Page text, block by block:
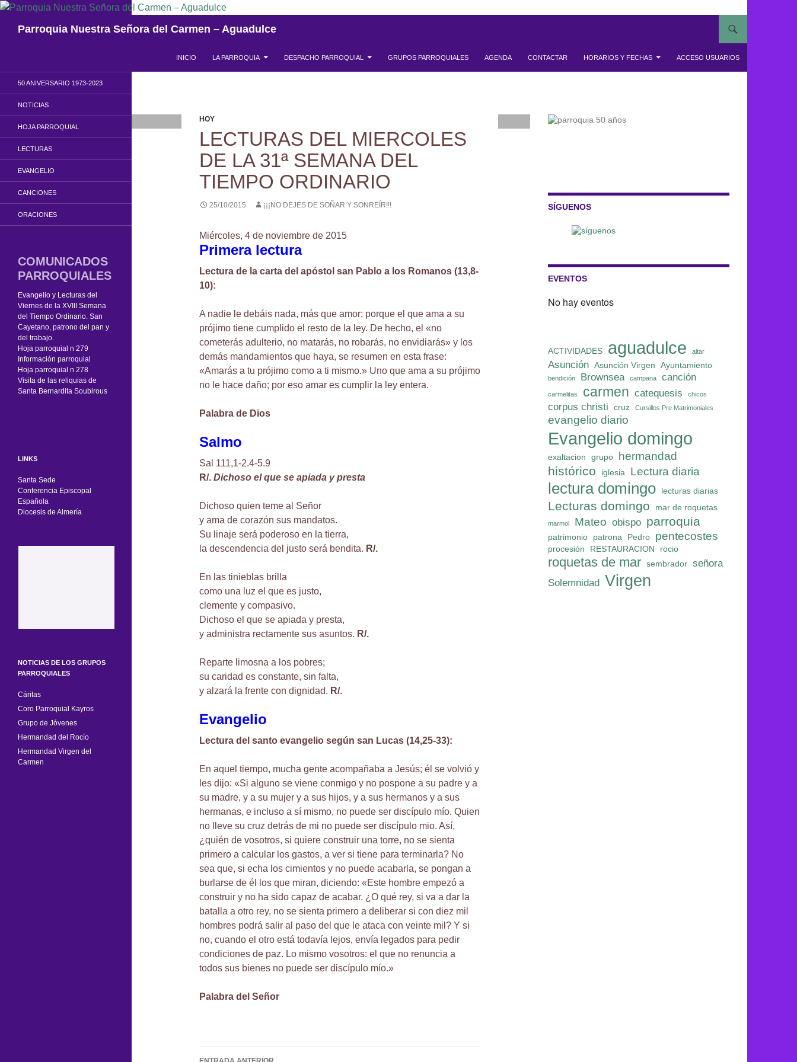
Saltar
contenido
Parroquia Nuestra Señora del Carmen – Aguadulce
INICIO LA PARROQUIA DESPACHO PARROQUIAL GRUPOS PARROQUIALES AGENDA CONTACTAR HORARIOS Y FECHAS ACCESO USUARIOS
HOY
LECTURAS DEL MIERCOLES
DE LA 31ª SEMANA DEL
TIEMPO ORDINARIO
25/10/2015 ¡¡¡NO DEJES DE SOÑAR Y SONREÍR!!!
Miércoles, 4 de noviembre de 2015
Primera lectura
Lectura de la carta del apóstol san Pablo a los Romanos (13,8-
10):
A nadie le debáis nada, más que amor; porque el que ama a su
prójimo tiene cumplido el resto de la ley. De hecho, el «no
cometerás adulterio, no matarás, no robarás, no envidiarás» y los
demás mandamientos que haya, se resumen en esta frase:
«Amarás a tu prójimo como a ti mismo.» Uno que ama a su prójimo
no le hace daño; por eso amar es cumplir la ley entera.
Palabra de Dios
Salmo
Sal 111,1-2.4-5.9
R/. Dichoso el que se apiada y presta
Dichoso quien teme al Señor
y ama de corazón sus mandatos.
Su linaje será poderoso en la tierra,
la descendencia del justo será bendita. R/.
En las tinieblas brilla
como una luz el que es justo,
clemente y compasivo.
Dichoso el que se apiada y presta,
y administra rectamente sus asuntos. R/.
Reparte limosna a los pobres;
su caridad es constante, sin falta,
y alzará la frente con dignidad. R/.
Evangelio
Lectura del santo evangelio según san Lucas (14,25-33):
En aquel tiempo, mucha gente acompañaba a Jesús; él se volvió y
les dijo: «Si alguno se viene conmigo y no pospone a su padre y a
su madre, y a su mujer y a sus hijos, y a sus hermanos y a sus
hermanas, e incluso a sí mismo, no puede ser discípulo mío. Quien
no lleve su cruz detrás de mi no puede ser discípulo mio. Así,
¿quién de vosotros, si quiere construir una torre, no se sienta
primero a calcular los gastos, a ver si tiene para terminarla? No
sea que, si echa los cimientos y no puede acabarla, se pongan a
burlarse de él los que miran, diciendo: «Este hombre empezó a
construir y no ha sido capaz de acabar. ¿O qué rey, si va a dar la
batalla a otro rey, no se sienta primero a deliberar si con diez mil
hombres podrá salir al paso del que le ataca con veinte mil? Y si
no, cuando el otro está todavía lejos, envía legados para pedir
condiciones de paz. Lo mismo vosotros: el que no renuncia a
todos sus bienes no puede ser discípulo mío.»
Palabra del Señor
Navegación
SÍGUENOS
EVENTOS
No hay eventos
ACTIVIDADES aguadulce altar
Asunción Asunción Virgen Ayuntamiento
bendición Brownsea campana canción
carmelitas carmen catequesis chicos
corpus christi cruz Cursillos Pre Matrimoniales
evangelio diario
Evangelio domingo
exaltacion grupo hermandad
histórico iglesia Lectura diaria
lectura domingo lecturas diarias
Lecturas domingo mar de roquetas
marmol Mateo obispo parroquia
patrimonio patrona Pedro pentecostes
procesión RESTAURACION rocio
roquetas de mar sembrador señora
Solemnidad Virgen
50 ANIVERSARIO 1973-2023
NOTICIAS
HOJA PARROQUIAL
LECTURAS
EVANGELIO
CANCIONES
ORACIONES
COMUNICADOS
PARROQUIALES
Evangelio y Lecturas del
Viernes de la XVIII Semana
del Tiempo Ordinario. San
Cayetano, patrono del pan y
del trabajo.
Hoja parroquial n 279
Información parroquial
Hoja parroquial n 278
Visita de las reliquias de
Santa Bernardita Soubirous
LINKS
Santa Sede
Conferencia Episcopal
Española
Diocesis de Almería
NOTICIAS DE LOS GRUPOS
PARROQUIALES
Cáritas
Coro Parroquial Kayros
Grupo de Jóvenes
Hermandad del Rocío
Hermandad Virgen del
Carmen